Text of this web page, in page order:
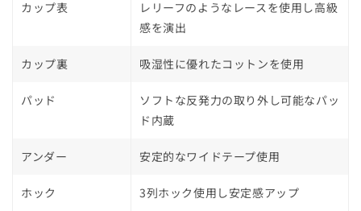
カップ表
レリーフのようなレースを使用し高級
感を演出
カップ裏 吸湿性に優れたコットンを使用
パッド
ソフトな反発力の取り外し可能なパッ
ド内蔵
アンダー 安定的なワイドテープ使用
ホック 3列ホック使用し安定感アップ